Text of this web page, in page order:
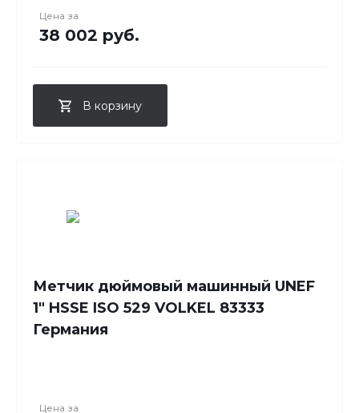
Цена за
38 002 руб.
В корзину
Метчик дюймовый машинный UNEF
1" HSSE ISO 529 VOLKEL 83333
Германия
Цена за